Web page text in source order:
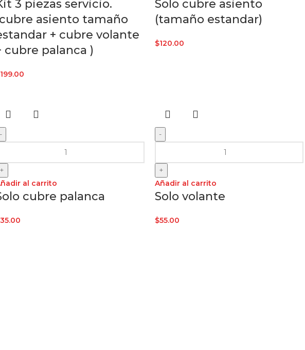
3 piezas servicio.
asiento tamaño
+ cubre volante
cubre palanca )
199.00
Solo cubre asiento
(tamaño estandar)
$120.00
-
+
al carrito
cubre palanca
35.00
-
+
Añadir al carrito
Solo volante
$55.00